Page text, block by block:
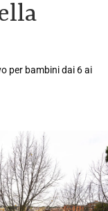
per bambini dai 6 ai